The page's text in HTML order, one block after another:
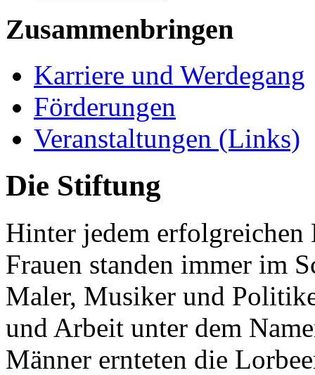
Zusammenbringen
Karriere und Werdegang
Förderungen
Veranstaltungen (Links)
Die Stiftung
Hinter jedem erfolgreichen
Frauen standen immer im
Maler, Musiker und
und Arbeit unter dem
Männer ernteten die